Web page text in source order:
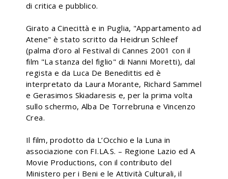
di critica e pubblico.
Girato a Cinecittà e in Puglia, "Appartamento ad
Atene" è stato scritto da Heidrun Schleef
(palma d’oro al Festival di Cannes 2001 con il
film "La stanza del figlio" di Nanni Moretti), dal
regista e da Luca De Benedittis ed è
interpretato da Laura Morante, Richard Sammel
e Gerasimos Skiadaresis e, per la prima volta
sullo schermo, Alba De Torrebruna e Vincenzo
Crea.
Il film, prodotto da L’Occhio e la Luna in
associazione con FI.LA.S. – Regione Lazio ed A
Movie Productions, con il contributo del
Ministero per i Beni e le Attività Culturali, il